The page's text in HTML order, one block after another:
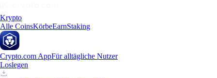
Krypto
Alle CoinsKörbeEarnStaking
Crypto.com AppFür alltägliche Nutzer
Loslegen